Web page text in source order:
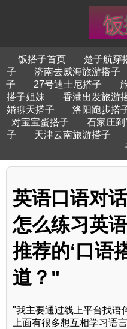
饭搭子首页 楚子航穿
子
济南去威海旅游搭子
子
27号迪士尼搭子
搭子姐妹
香港出发旅游
婚聊天搭子
洛阳跑步搭
对宝宝蛋搭子
石家庄
子
天津云南旅游搭子
英语口语对
怎么练习英
推荐的‘口语
道？"
"我主要通过线上平台找语
上面有很多想互相学习语